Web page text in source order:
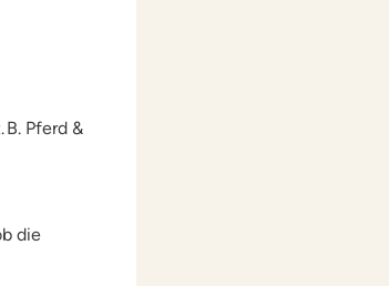
Pferd &
die